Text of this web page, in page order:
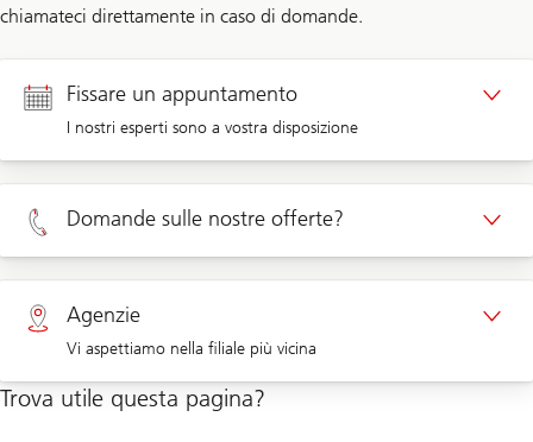
chiamateci direttamente in caso di domande.
Fissare un appuntamento
I nostri esperti sono a vostra disposizione
Appuntamento clienti privati
Domande sulle nostre offerte?
Clienti privati 0800 002 558
Clienti aziendali 0844 853 003
Agenzie
Vi aspettiamo nella filiale più vicina
Agenzie
Trova utile questa pagina?